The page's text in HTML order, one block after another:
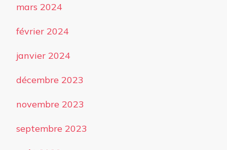
mars 2024
février 2024
janvier 2024
décembre 2023
novembre 2023
septembre 2023